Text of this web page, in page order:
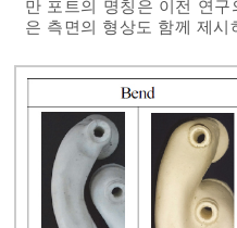
만 포트의 명칭은 이전 연
은 측면의 형상도 함께 제시